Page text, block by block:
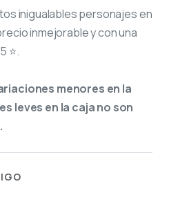
inigualables personajes en
inmejorable y con una
⭐.
menores en la
leves en la caja no son